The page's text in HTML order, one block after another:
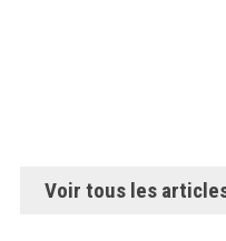
Voir tous les